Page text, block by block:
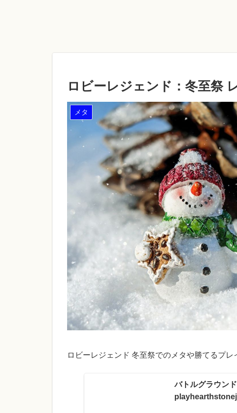
ロビーレジェンド：冬至祭
メタ
ロビーレジェンド 冬至祭でのメタや勝てるプレ
バトルグラウン